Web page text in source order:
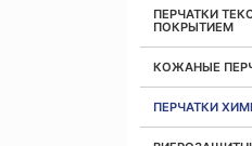
ПЕРЧАТКИ
ПОКРЫТИЕМ
КОЖАНЫЕ
ПЕРЧАТКИ